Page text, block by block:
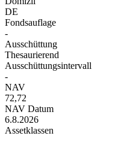
DE
Fondsauflage
-
Ausschüttung
Thesaurierend
Ausschüttungsintervall
-
NAV
72,72
NAV Datum
6.8.2026
Assetklassen